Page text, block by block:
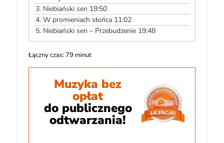
3. Niebiański sen 19:50
4.W promieniach słońca 11:02
5. Niebiański sen – Przebudzenie 19:48
Łączny czas: 79 minut
Muzyka bez
opłat
do publicznego
odtwarzania!